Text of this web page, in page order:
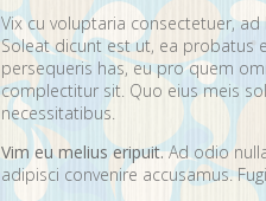
Vix cu voluptaria consectetuer,
Soleat dicunt est ut, ea probatus
persequeris has, eu pro quem
complectitur sit. Quo eius meis
necessitatibus.
Vim eu melius eripuit.Ad odio
adipisci convenire accusamus.